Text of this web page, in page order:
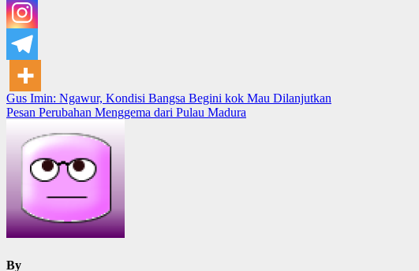
Post
navigation
Gus Imin: Ngawur, Kondisi Bangsa Begini kok Mau Dilanjutkan
Pesan Perubahan Menggema dari Pulau Madura
By